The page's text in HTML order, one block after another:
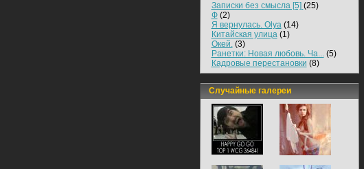
Записки без смысла [5] (25)
Ф(2)
Я вернулась. Olya(14)
Китайская улица(1)
Окей.(3)
Ранетки: Новая любовь. Ча...(5)
Кадровые перестановки (8)
Случайные галереи